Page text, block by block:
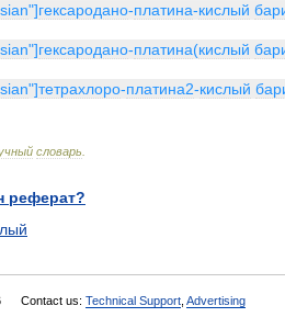
"]гексародано-платина-кислый
"]гексародано-платина(кислый
"]тетрахлоро-платина2-кислый
словарь
реферат?
Contact us: Technical Support Advertising